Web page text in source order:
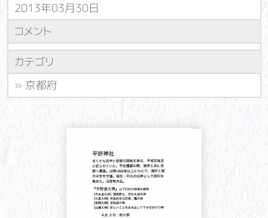
2013年03月30日
コメント
カテゴリ
» 京都府